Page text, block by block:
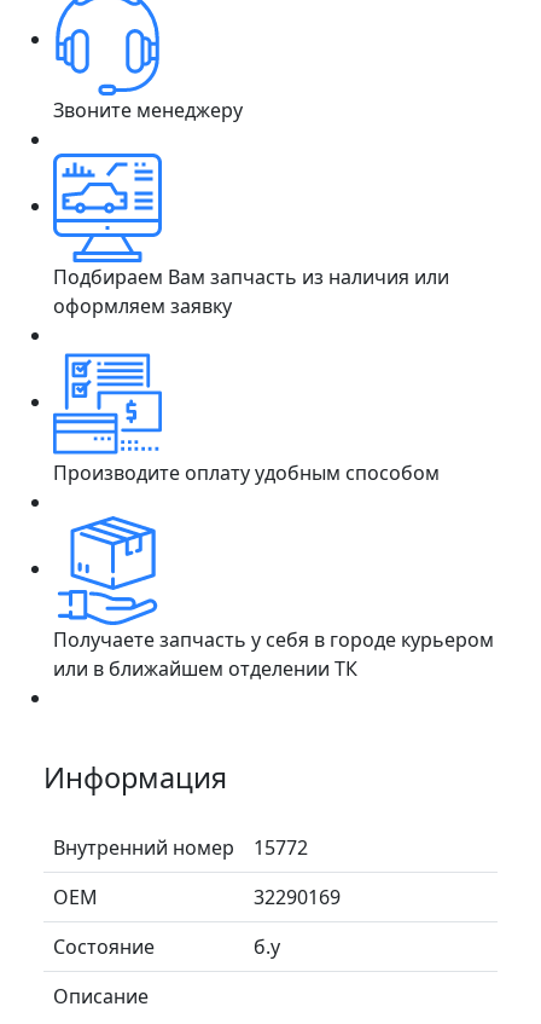
Звоните менеджеру
Подбираем Вам запчасть из наличия или
оформляем заявку
Производите оплату удобным способом
Получаете запчасть у себя в городе курьером
или в ближайшем отделении ТК
Информация
Внутренний номер
15772
ОЕМ
32290169
Состояние
б.у
Описание